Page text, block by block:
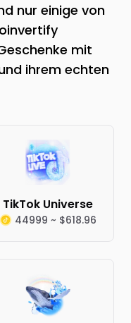
nur einige von
mit
ihrem echten
TikTok Universe
44999 ~ $618.96